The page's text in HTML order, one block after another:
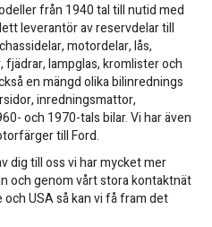
från 1940 tal till nutid med
leverantör av reservdelar till
motordelar, lås,
lampglas, kromlister och
en mängd olika bilinrednings
inredningsmattor,
och 1970-tals bilar. Vi har även
till Ford.
dig till oss vi har mycket mer
och genom vårt stora kontaktnät
USA så kan vi få fram det